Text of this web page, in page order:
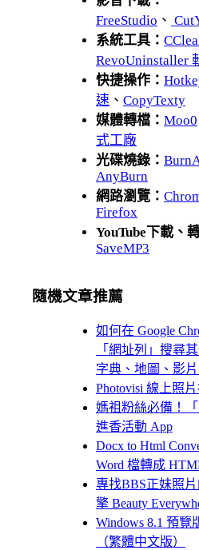
FreeStudio 、
系統工具：
RevoUninstaller
快捷操作：
速 、 CopyTexty
媒體轉檔： Moo0
式工廠
光碟燒錄：
AnyBurn
網路瀏覽：
Firefox
YouTube下載、
SaveMP3
隨機文章推薦
如何在 Google
「網址列」搜尋
字典、地圖、影
Photovisi 線上照
媽祖粉絲必備！
進香活動 App
Docx to Html
Word 檔轉成
專找BBS正妹照片
擎 Beauty
Windows 8.1 預覽
（繁體中文版）